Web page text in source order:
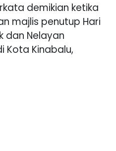
demikian ketika
majlis penutup Hari
dan Nelayan
Kota Kinabalu,